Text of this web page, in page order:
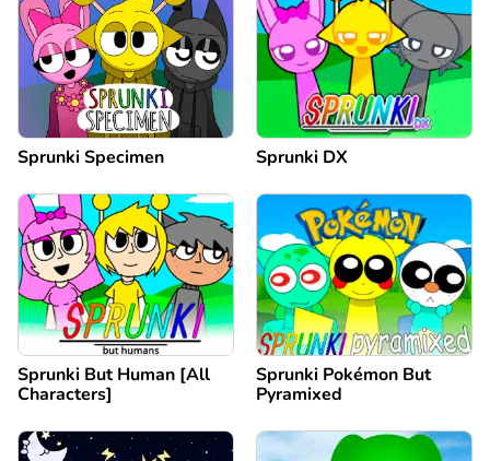
Sprunki Specimen Sprunki DX
Sprunki But Human [All
Characters]
Sprunki Pokémon But
Pyramixed